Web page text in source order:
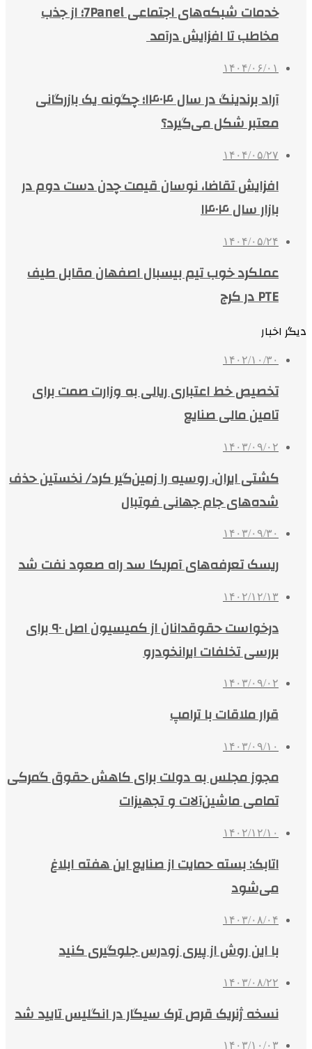
خدمات شبکه‌های اجتماعی 7Panel؛ از جذب
مخاطب تا افزایش درآمد
۱۴۰۴/۰۶/۰۱
آراد برندینگ در سال ۱۴۰۴؛ چگونه یک بازرگانی
معتبر شکل می‌گیرد؟
۱۴۰۴/۰۵/۲۷
افزایش تقاضا، نوسان قیمت چدن دست دوم در
بازار سال ۱۴۰۴
۱۴۰۴/۰۵/۲۴
عملکرد خوب تیم بیسبال اصفهان مقابل طیف
PTE در کرج
دیگر اخبار
۱۴۰۲/۱۰/۳۰
تخصیص خط اعتباری ریالی به وزارت صمت برای
تامین مالی صنایع
۱۴۰۳/۰۹/۰۲
کشتی ایران، روسیه را زمین‌گیر کرد/ نخستین حذف‌
شده‌های جام جهانی فوتبال
۱۴۰۳/۰۹/۳۰
ریسک تعرفه‌های آمریکا سد راه صعود نفت شد
۱۴۰۲/۱۲/۱۳
درخواست حقوقدانان از کمیسیون اصل ۹۰ برای
بررسی تخلفات ایرانخودرو
۱۴۰۳/۰۹/۰۲
‌قرار ملاقات با ترامپ
۱۴۰۳/۰۹/۱۰
مجوز مجلس به دولت برای کاهش حقوق گمرکی
تمامی ماشین‌آلات و تجهیزات
۱۴۰۲/۱۲/۱۰
اتابک: بسته حمایت از صنایع این هفته ابلاغ
می‌شود
۱۴۰۳/۰۸/۰۴
با این روش از پیری زودرس جلوگیری کنید
۱۴۰۳/۰۸/۲۲
نسخه‌ ژنریک قرص ترک سیگار در انگلیس تایید شد
۱۴۰۳/۱۰/۰۳